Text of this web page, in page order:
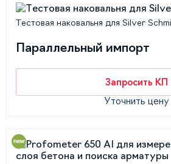
Тестовая наковальня для Silver
Параллельный импорт
Запросить КП
Уточнить цену